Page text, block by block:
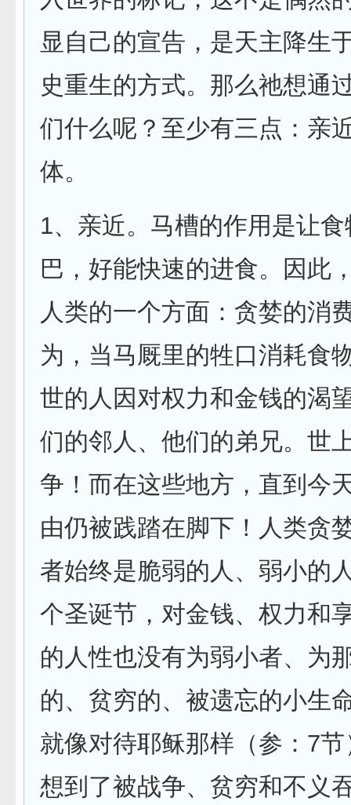
显自己的宣告，是天主降生
史重生的方式。那么祂想通
们什么呢？至少有三点：亲
体。
1、亲近。马槽的作用是让
巴，好能快速的进食。因此
人类的一个方面：贪婪的消
为，当马厩里的牲口消耗食
世的人因对权力和金钱的渴
们的邻人、他们的弟兄。世
争！而在这些地方，直到今
由仍被践踏在脚下！人类贪
者始终是脆弱的人、弱小的
个圣诞节，对金钱、权力和
的人性也没有为弱小者、为
的、贫穷的、被遗忘的小生
就像对待耶稣那样（参：7
想到了被战争、贫穷和不义